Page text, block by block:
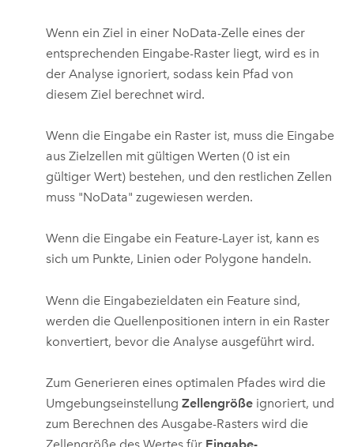
Wenn ein Ziel in einer NoData-Zelle eines der
entsprechenden Eingabe-Raster liegt, wird es in
der Analyse ignoriert, sodass kein Pfad von
diesem Ziel berechnet wird.
Wenn die Eingabe ein Raster ist, muss die Eingabe
aus Zielzellen mit gültigen Werten (0 ist ein
gültiger Wert) bestehen, und den restlichen Zellen
muss "NoData" zugewiesen werden.
Wenn die Eingabe ein Feature-Layer ist, kann es
sich um Punkte, Linien oder Polygone handeln.
Wenn die Eingabezieldaten ein Feature sind,
werden die Quellenpositionen intern in ein Raster
konvertiert, bevor die Analyse ausgeführt wird.
Zum Generieren eines optimalen Pfades wird die
UmgebungseinstellungZellengröße ignoriert, und
zum Berechnen des Ausgabe-Rasters wird die